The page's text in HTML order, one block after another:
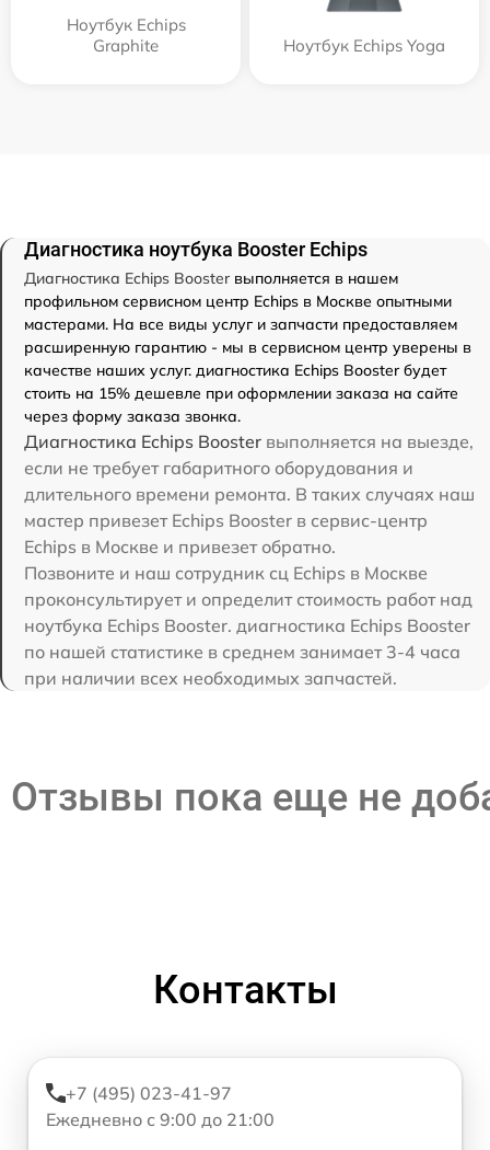
Ноутбук Echips
Graphite
Ноутбук Echips Yoga
Диагностика ноутбука Booster Echips
Диагностика Echips Booster выполняется в нашем
профильном сервисном центр Echips в Москве опытными
мастерами. На все виды услуг и запчасти предоставляем
расширенную гарантию - мы в сервисном центр уверены в
качестве наших услуг. диагностика Echips Booster будет
стоить на 15% дешевле при оформлении заказа на сайте
через форму заказа звонка.
Диагностика Echips Booster выполняется на выезде,
если не требует габаритного оборудования и
длительного времени ремонта. В таких случаях наш
мастер привезет Echips Booster в сервис-центр
Echips в Москве и привезет обратно.
Позвоните и наш сотрудник сц Echips в Москве
проконсультирует и определит стоимость работ над
ноутбука Echips Booster. диагностика Echips Booster
по нашей статистике в среднем занимает 3-4 часа
при наличии всех необходимых запчастей.
Отзывы пока еще не
Контакты
+7 (495) 023-41-97
Ежедневно с 9:00 до 21:00